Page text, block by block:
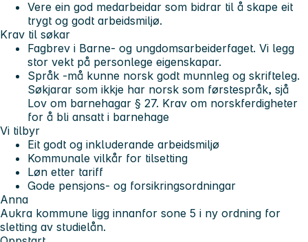
Vere ein god medarbeidar som bidrar til å skape eit
trygt og godt arbeidsmiljø.
Krav til søkar
Fagbrev i Barne- og ungdomsarbeiderfaget. Vi legg
stor vekt på personlege eigenskapar.
Språk -må kunne norsk godt munnleg og skrifteleg.
Søkjarar som ikkje har norsk som førstespråk, sjå
Lov om barnehagar § 27. Krav om norskferdigheter
for å bli ansatt i barnehage
Vi tilbyr
Eit godt og inkluderande arbeidsmiljø
Kommunale vilkår for tilsetting
Løn etter tariff
Gode pensjons- og forsikringsordningar
Anna
Aukra kommune ligg innanfor sone 5 i ny ordning for
sletting av studielån.